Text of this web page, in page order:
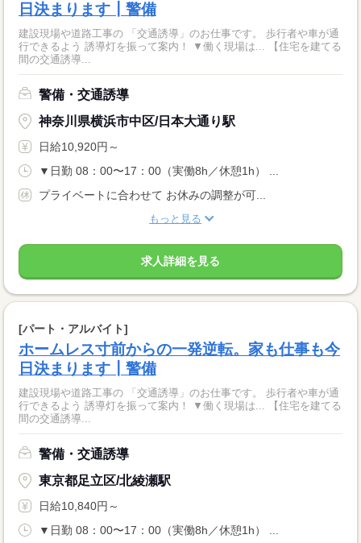
日決まります┃警備
建設現場や道路工事の 「交通誘導」のお仕事です。 歩行者や車が通
行できるよう 誘導灯を振って案内！ ▼働く現場は... 【住宅を建てる
間の交通誘導...
警備・交通誘導
神奈川県横浜市中区/日本大通り駅
日給10,920円～
▼日勤 08：00〜17：00（実働8h／休憩1h） ...
プライベートに合わせて お休みの調整が可...
もっと見る
求人詳細を見る
[パート・アルバイト]
ホームレス寸前からの一発逆転。家も仕事も今
日決まります┃警備
建設現場や道路工事の 「交通誘導」のお仕事です。 歩行者や車が通
行できるよう 誘導灯を振って案内！ ▼働く現場は... 【住宅を建てる
間の交通誘導...
警備・交通誘導
東京都足立区/北綾瀬駅
日給10,840円～
▼日勤 08：00〜17：00（実働8h／休憩1h） ...